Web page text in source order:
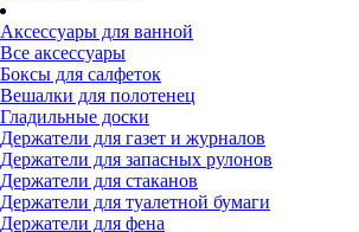
Аксессуары для ванной
Все аксессуары
Боксы для салфеток
Вешалки для полотенец
Гладильные доски
Держатели для газет и журналов
Держатели для запасных рулонов
Держатели для стаканов
Держатели для туалетной бумаги
Держатели для фена